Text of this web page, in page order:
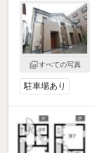
すべての写真
駐車場あり